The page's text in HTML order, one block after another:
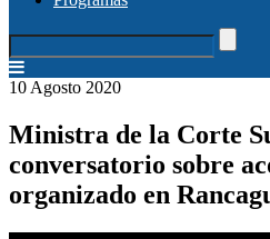
10 Agosto 2020
Ministra de la Corte
conversatorio sobre
organizado en